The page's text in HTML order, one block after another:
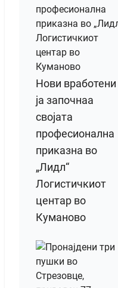
Нови вработени
ја започнаа
својата
професионална
приказна во
„Лидл“
Логистичкиот
центар во
Куманово